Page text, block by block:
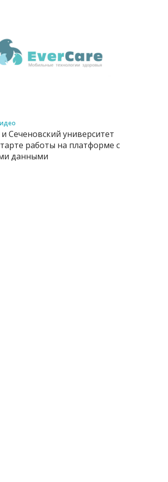
Сеченовский университет
работы на платформе с
данными